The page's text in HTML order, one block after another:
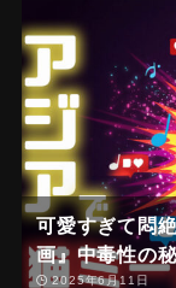
可愛すぎて悶
画』中毒性の
2025年6月11日